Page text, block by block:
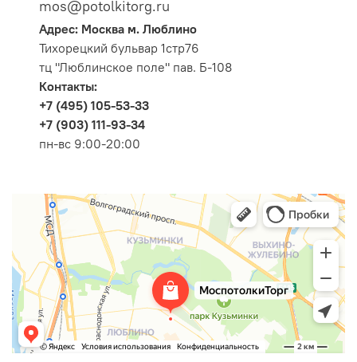
mos@potolkitorg.ru
Адрес: Москва м. Люблино
Тихорецкий бульвар 1стр76
тц "Люблинское поле" пав. Б-108
Контакты:
+7 (495) 105-53-33
+7 (903) 111-93-34
пн-вс 9:00-20:00